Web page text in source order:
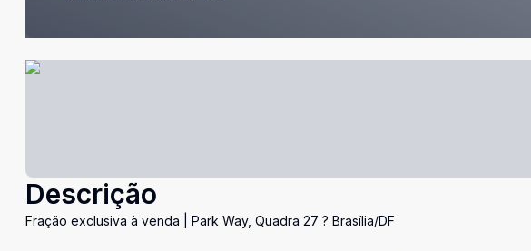
Descrição
Fração exclusiva à venda | Park Way, Quadra 27 ? Brasília/DF